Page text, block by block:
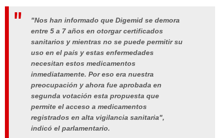
"Nos han informado que Digemid se demora
entre 5 a 7 años en otorgar certificados
sanitarios y mientras no se puede permitir su
uso en el país y estas enfermedades
necesitan estos medicamentos
inmediatamente. Por eso era nuestra
preocupación y ahora fue aprobada en
segunda votación esta propuesta que
permite el acceso a medicamentos
registrados en alta vigilancia sanitaria",
indicó el parlamentario.